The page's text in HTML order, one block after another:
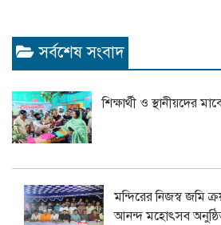
সর্বশেষ সংবাদ
শিক্ষার্থী ও স্থানীয়দের
মন্দিরের নিজস্ব জমি
আনন্দ মহোৎসব